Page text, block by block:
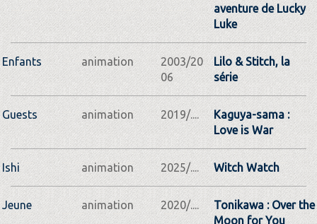
aventure de Lucky
Luke
Enfants animation
2003/20
06
Lilo & Stitch, la
série
Guests animation 2019/....
Kaguya-sama :
Love is War
Ishi animation 2025/.... Witch Watch
Jeune animation 2020/....
Tonikawa : Over the
Moon for You